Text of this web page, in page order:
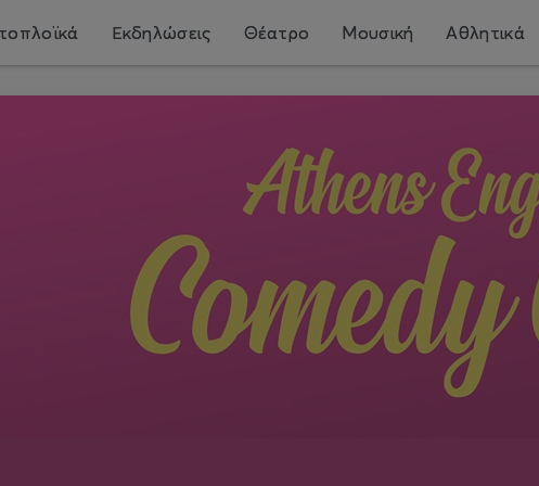
Εκδηλώσεις Θέατρο Μουσική Αθλητικά